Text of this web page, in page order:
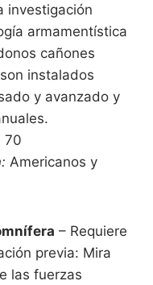
investigación
armamentística
cañones
instalados
y avanzado y
70
Americanos y
– Requiere
previa: Mira
las fuerzas